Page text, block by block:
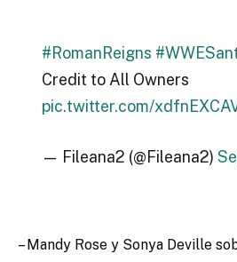
#RomanReigns
Credit to All Owners
pic.twitter.com/
— Fileana2 (@Fileana2)
– Mandy Rose y Sonya Deville